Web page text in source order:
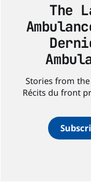
The
Stories from
Récits du front